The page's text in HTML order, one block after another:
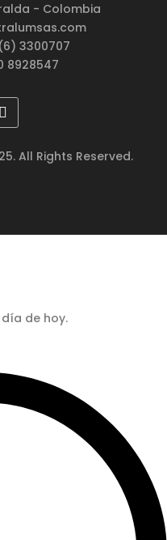
- Colombia
3300707
8928547
All Rights Reserved.
de hoy.